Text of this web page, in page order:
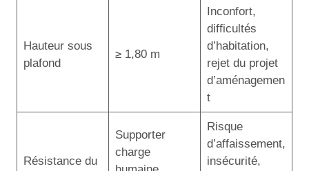
Hauteur sous
plafond
≥ 1,80 m
Inconfort,
difficultés
d’habitation,
rejet du projet
d’aménagemen
t
Résistance du
Supporter
charge
Risque
d’affaissement,
insécurité,